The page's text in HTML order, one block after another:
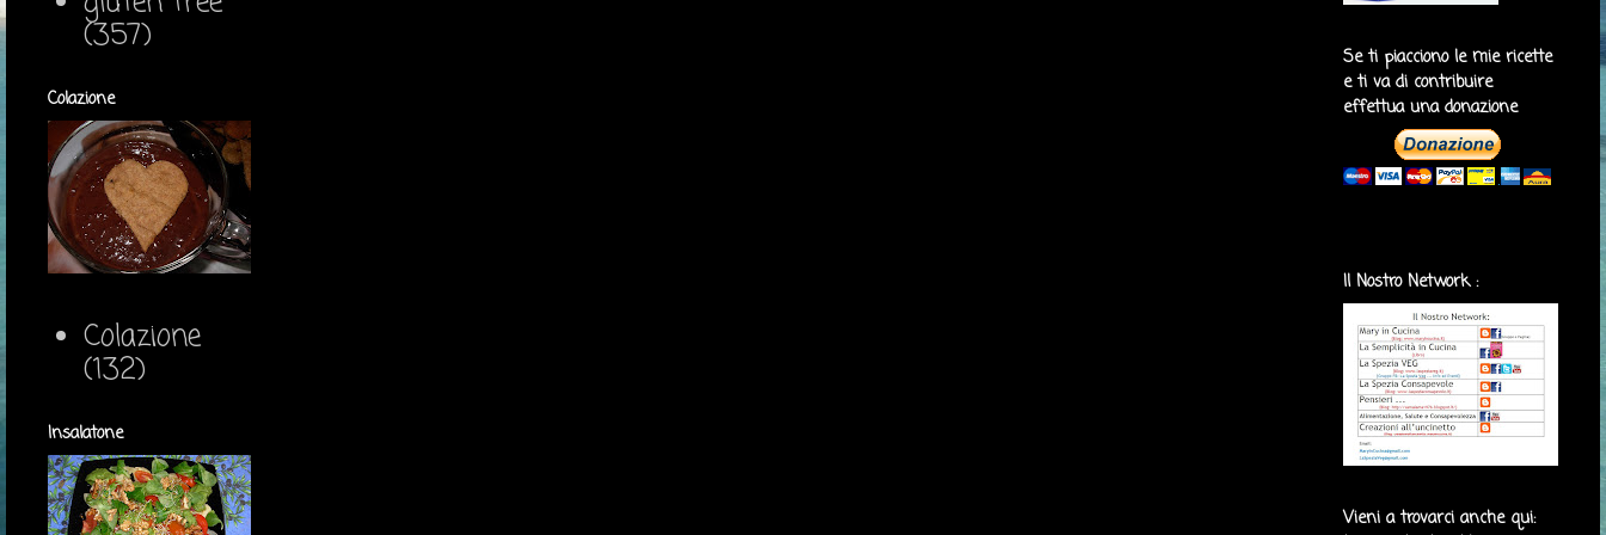
(357)
Colazione
Colazione
(132)
Insalatone
Se ti piacciono le mie ricette
e ti va di contribuire
effettua una donazione
Il Nostro Network :
Vieni a trovarci anche qui: